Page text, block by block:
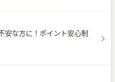
安な方に！ポイント安心制